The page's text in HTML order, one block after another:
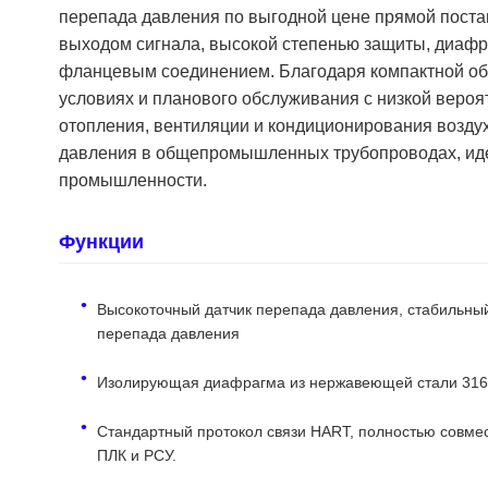
перепада давления по выгодной цене прямой
выходом сигнала, высокой степенью защиты,
фланцевым соединением. Благодаря компактной
условиях и планового обслуживания с низкой
отопления, вентиляции и кондиционирования
давления в общепромышленных трубопроводах,
промышленности.
Функции
Высокоточный датчик перепада давления,
перепада давления
Изолирующая диафрагма из нержавеющей стали
Стандартный протокол связи HART, полностью
ПЛК и РСУ.